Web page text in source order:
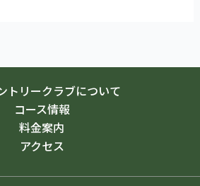
トリークラブについて
コース情報
料金案内
アクセス